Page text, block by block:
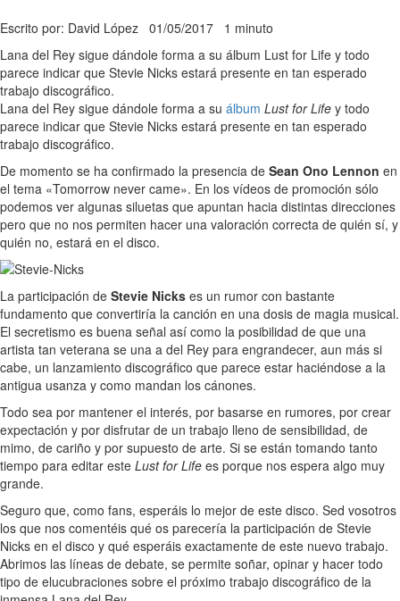
Escrito por: David López 01/05/2017 1 minuto
Lana del Rey sigue dándole forma a su álbum Lust for Life y todo
parece indicar que Stevie Nicks estará presente en tan esperado
trabajo discográfico.
Lana del Rey sigue dándole forma a su álbum Lust for Life y todo
parece indicar que Stevie Nicks estará presente en tan esperado
trabajo discográfico.
De momento se ha confirmado la presencia de Sean Ono Lennon en
el tema «Tomorrow never came». En los vídeos de promoción sólo
podemos ver algunas siluetas que apuntan hacia distintas direcciones
pero que no nos permiten hacer una valoración correcta de quién sí, y
quién no, estará en el disco.
La participación de Stevie Nicks es un rumor con bastante
fundamento que convertiría la canción en una dosis de magia musical.
El secretismo es buena señal así como la posibilidad de que una
artista tan veterana se una a del Rey para engrandecer, aun más si
cabe, un lanzamiento discográfico que parece estar haciéndose a la
antigua usanza y como mandan los cánones.
Todo sea por mantener el interés, por basarse en rumores, por crear
expectación y por disfrutar de un trabajo lleno de sensibilidad, de
mimo, de cariño y por supuesto de arte. Si se están tomando tanto
tiempo para editar este Lust for Life es porque nos espera algo muy
grande.
Seguro que, como fans, esperáis lo mejor de este disco. Sed vosotros
los que nos comentéis qué os parecería la participación de Stevie
Nicks en el disco y qué esperáis exactamente de este nuevo trabajo.
Abrimos las líneas de debate, se permite soñar, opinar y hacer todo
tipo de elucubraciones sobre el próximo trabajo discográfico de la